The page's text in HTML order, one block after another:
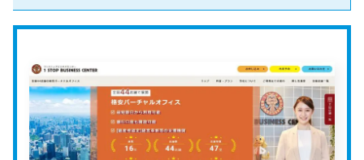
その他のサービス 郵便転送、郵便物通知、ビジネス支援
GMOオフィスサポートは、東証プライム上場企業のグ
ループ会社が運営するバーチャルオフィスです。全国に
オフィスを展開しており、主要都市の一等地の住所を会